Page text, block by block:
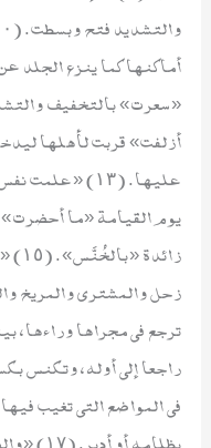
أزلفت» قربت لأهلها
عليها. (١٣)
زحل والمشتري والمريخ
ترجع في مجراها وراءها،
راجعا إلى أوله، وتكنس